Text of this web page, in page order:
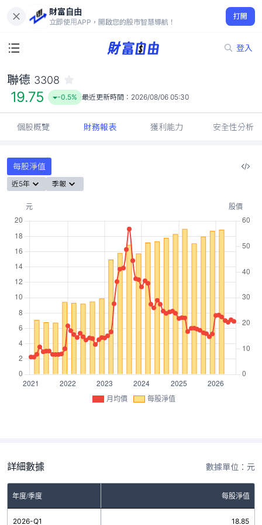
財富自由
立即使用APP，開啟您的股市智慧導航！
打開
登入
19.75
-0.5%
聯德 3308
19.75 -0.5% 最近更新時間： 2026/08/06 05:30
個股概覽 財務報表 獲利能力 安全性分析
每股淨值
近5年 季報
月均價 每股淨值
詳細數據 數據單位：元
年度/季度 每股淨值
2026-Q1 18.85